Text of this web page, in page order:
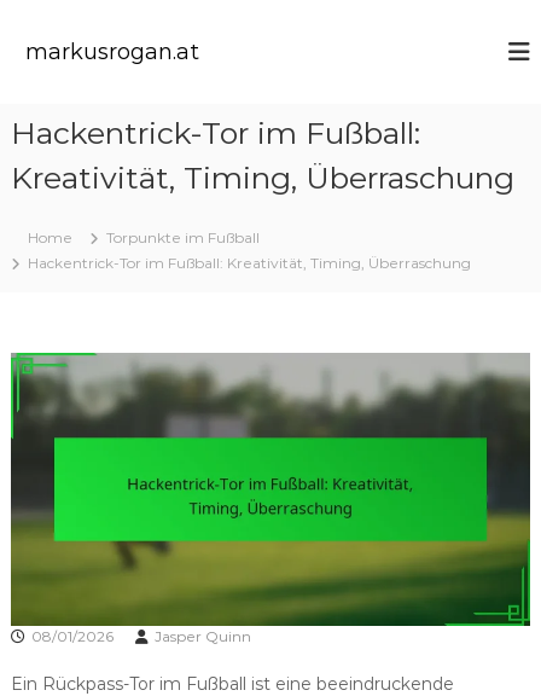
markusrogan.at
Hackentrick-Tor im Fußball:
Kreativität, Timing, Überraschung
Home
Torpunkte im Fußball
Hackentrick-Tor im Fußball: Kreativität, Timing, Überraschung
08/01/2026 Jasper Quinn
Ein Rückpass-Tor im Fußball ist eine beeindruckende